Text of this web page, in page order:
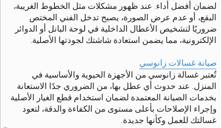
لضمان أفضل أداء. عند ظهور مشكلات مثل الخطوط الغريبة،
البقع، أو عدم عرض الصورة، يصبح تدخل الفني المختص
ضروريًا لتشخيص الأعطال الداخلية في لوحة البانل أو الدوائر
الإلكترونية، مما يضمن استعادة شاشتك لجودتها الأصلية.
صيانة غسالات زانوسي
تُعتبر غسالة زانوسي من الأجهزة الحيوية والأساسية في
المنزل. عند حدوث أي عطل بها، من الضروري جدًا الاستعانة
بخدمات الصيانة المعتمدة لضمان استخدام قطع الغيار الأصلية
وإجراء الإصلاحات بأعلى مستوى من الكفاءة والدقة، لتعود
غسالتك للعمل وكأنها جديدة.